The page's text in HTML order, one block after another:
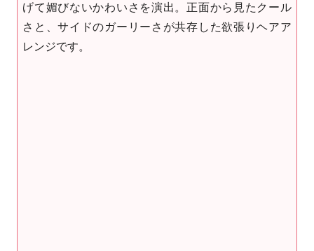
げて媚びないかわいさを演出。正面から見たクール
さと、サイドのガーリーさが共存した欲張りヘアア
レンジです。